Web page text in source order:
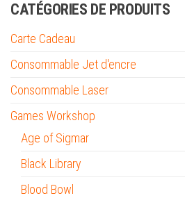
CATÉGORIES DE PRODUITS
Carte Cadeau
Consommable Jet d'encre
Consommable Laser
Games Workshop
Age of Sigmar
Black Library
Blood Bowl